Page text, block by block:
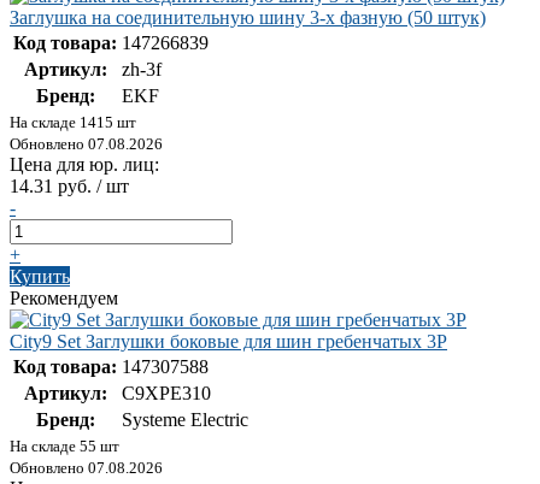
Заглушка на соединительную шину 3-х фазную (50 штук)
Код товара: 147266839
Артикул:
zh-3f
Бренд:
EKF
На складе 1415 шт
Обновлено 07.08.2026
Цена для юр. лиц:
14.31 руб. / шт
-
+
Купить
Рекомендуем
City9 Set Заглушки боковые для шин гребенчатых 3P
Код товара: 147307588
Артикул:
C9XPE310
Бренд:
Systeme Electric
На складе 55 шт
Обновлено 07.08.2026